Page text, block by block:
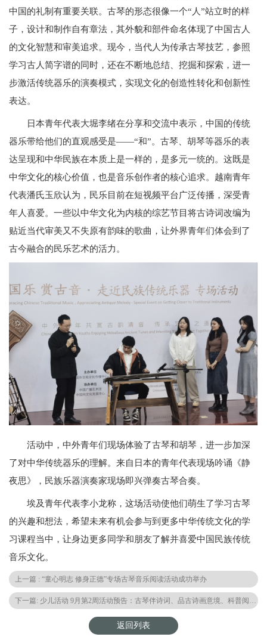
中国的礼制有重要关联。古琴的形态很像一个“人”站立时的样
子，设计和制作自有章法，其外貌和部件命名体现了中国古人
的文化智慧和审美追求。现今，当代人为传承古琴技艺，参照
学习古人简字谱的同时，还在不断地总结、挖掘和探索，进一
步激活传统器乐的演奏模式，实现文化的创造性转化和创新性
表达。
日本青年代表大堀李绪在分享和交流中表示，中国的传统
器乐带给他们的直观感受是——“和”。古琴、胡琴等器乐的表
达呈现和中华民族在本质上是一样的，是多元一统的。这既是
中华文化的核心价值，也是音乐创作者的核心追求。越南青年
代表潘氏玉欣认为，民乐目前在短视频平台广泛传播，深受青
年人喜爱。一些以中华文化为内核的综艺节目将古诗词改编为
贴近当代审美又不失原有韵味的歌曲，让外界青年们体会到了
古今融合的民乐艺术的活力。
活动中，中外青年们现场体验了古琴和胡琴，进一步加深
了对中华传统器乐的理解。来自日本的青年代表现场吟诵《静
夜思》，民族乐器演奏家现场即兴弹奏古琴合奏。
埃及青年代表李小龙称，这场活动使他们萌生了学习古琴
的兴趣和想法，希望未来有机会参与到更多中华传统文化的学
习课程当中，让身边更多同学和朋友了解并喜爱中国民族传统
音乐文化。
上一篇 : “童心明志 修身正德”专场古琴音乐阅读活动成功举办
下一篇: 少儿活动 9月第2周活动预告：古琴伴诗词、品古诗画意境、科普阅读精彩纷呈！
返回列表